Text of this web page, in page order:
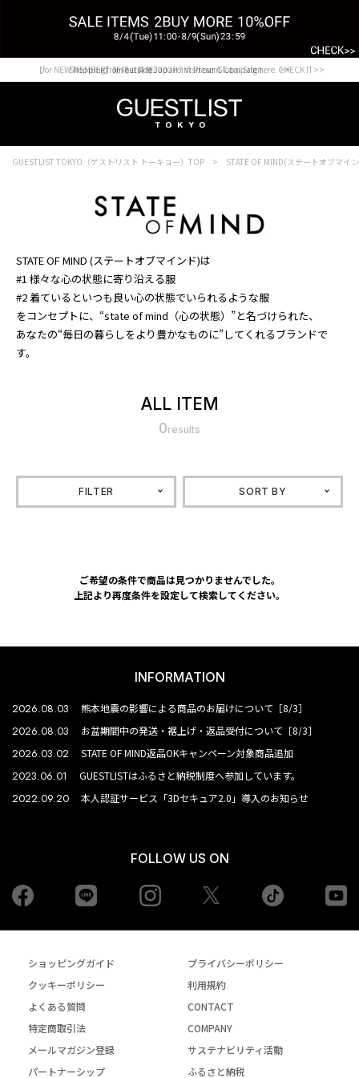
Shopping from outside Japan? Visit our Global Site here. >>
【for NEW MEMBER】新規会員様1000Point Present Campaign CHECK IT>>
GUESTLIST TOKYO（ゲストリスト トーキョー）TOP STATE OF MIND(ステートオブマイ
STATE OF MIND (ステートオブマインド)は
#1 様々な心の状態に寄り沿える服
#2 着ているといつも良い心の状態でいられるような服
をコンセプトに、“state of mind（心の状態）”と名づけられた、
あなたの“毎日の暮らしをより豊かなものに”してくれるブランドで
す。
ALL ITEM
0results
FILTER SORT BY
ご希望の条件で商品は見つかりませんでした。
上記より再度条件を設定して検索してください。
INFORMATION
2026.08.03 熊本地震の影響による商品のお届けについて［8/3］
2026.08.03 お盆期間中の発送・裾上げ・返品受付について［8/3］
2026.03.02 STATE OF MIND返品OKキャンペーン対象商品追加
2023.06.01 GUESTLISTはふるさと納税制度へ参加しています。
2022.09.20 本人認証サービス「3Dセキュア2.0」導入のお知らせ
FOLLOW US ON
Facebook Instagram tiktok
ショッピングガイド
プライバシーポリシー
クッキーポリシー
利用規約
よくある質問
CONTACT
特定商取引法
COMPANY
メールマガジン登録
サステナビリティ活動
パートナーシップ
ふるさと納税